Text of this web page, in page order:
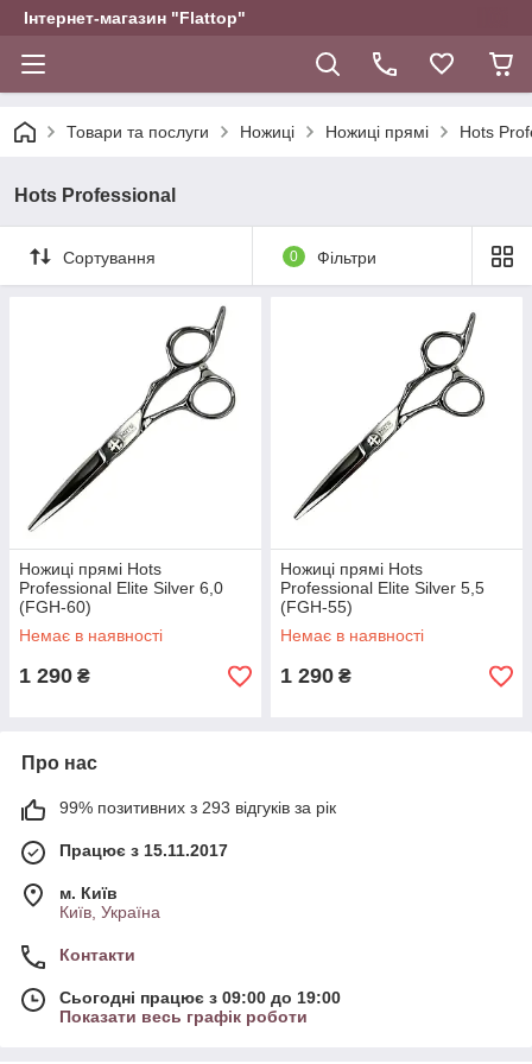
Інтернет-магазин "Flattop"
Товари та послуги Ножиці Ножиці прямі Hots
Hots Professional
Сортування 0 Фільтри
Ножиці прямі Hots
Professional Elite Silver 6,0
(FGH-60)
Немає в наявності
1 290 ₴
Ножиці прямі Hots
Professional Elite Silver 5,5
(FGH-55)
Немає в наявності
1 290 ₴
Про нас
99% позитивних з 293 відгуків за рік
Працює з 15.11.2017
м. Київ
Київ, Україна
Контакти
Сьогодні працює з 09:00 до 19:00
Показати весь графік роботи